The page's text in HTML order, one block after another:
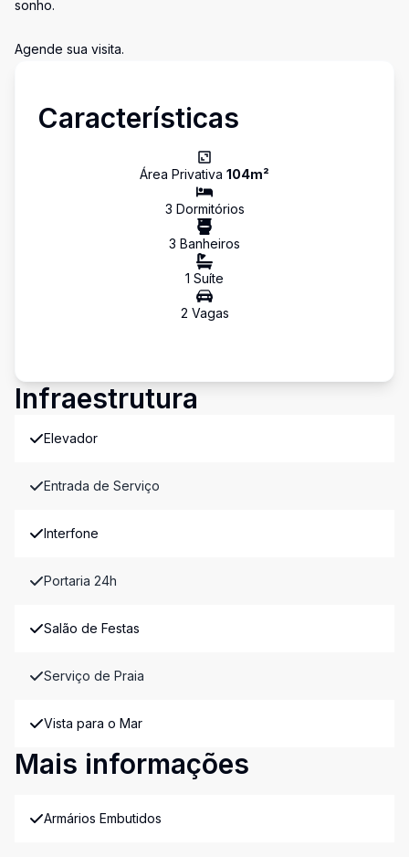
sonho.
Agende sua visita.
Características
Área Privativa 104m²
3 Dormitórios
3 Banheiros
1 Suíte
2 Vagas
Infraestrutura
Elevador
Entrada de Serviço
Interfone
Portaria 24h
Salão de Festas
Serviço de Praia
Vista para o Mar
Mais informações
Armários Embutidos